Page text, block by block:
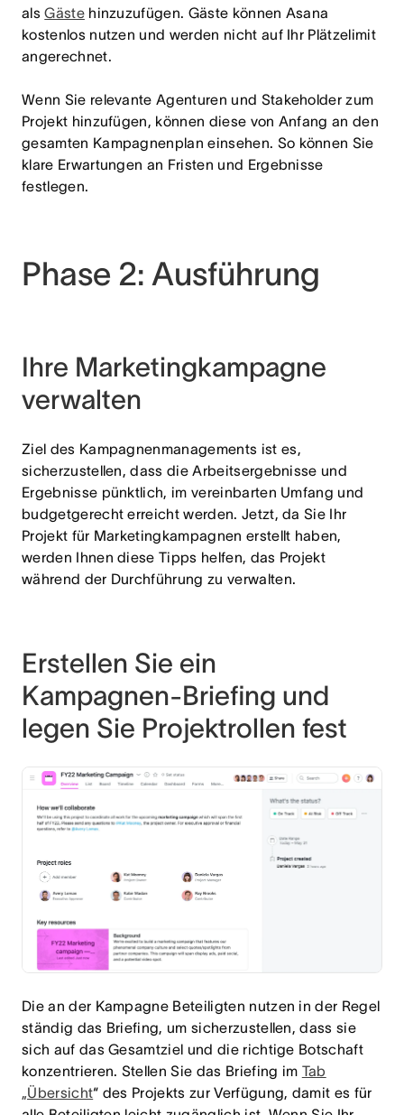
alsGästehinzuzufügen. Gäste können Asana
kostenlos nutzen und werden nicht auf Ihr Plätzelimit
angerechnet.
Wenn Sie relevante Agenturen und Stakeholder zum
Projekt hinzufügen, können diese von Anfang an den
gesamten Kampagnenplan einsehen. So können Sie
klare Erwartungen an Fristen und Ergebnisse
festlegen.
Phase 2: Ausführung
Ihre Marketingkampagne
verwalten
Ziel des Kampagnenmanagements ist es,
sicherzustellen, dass die Arbeitsergebnisse und
Ergebnisse pünktlich, im vereinbarten Umfang und
budgetgerecht erreicht werden. Jetzt, da Sie Ihr
Projekt für Marketingkampagnen erstellt haben,
werden Ihnen diese Tipps helfen, das Projekt
während der Durchführung zu verwalten.
Erstellen Sie ein
Kampagnen-Briefing und
legen Sie Projektrollen fest
Die an der Kampagne Beteiligten nutzen in der Regel
ständig das Briefing, um sicherzustellen, dass sie
sich auf das Gesamtziel und die richtige Botschaft
konzentrieren. Stellen Sie das Briefing im Tab
„Übersicht“ des Projekts zur Verfügung, damit es für